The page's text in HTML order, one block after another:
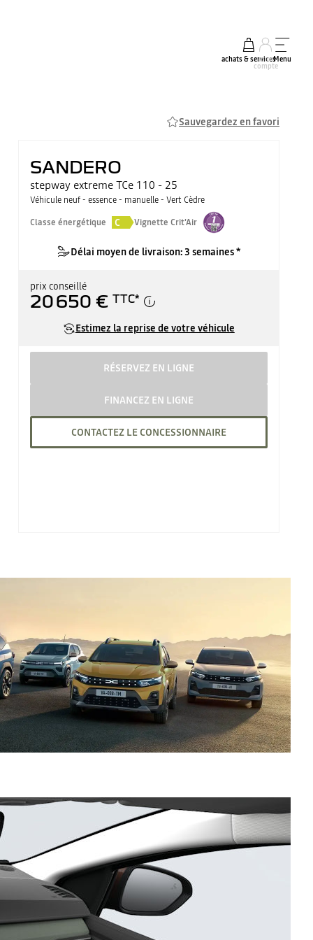
achats & services
mon
compte
Menu
Sauvegardez en favori
SANDERO
stepway extreme TCe 110 - 25
Véhicule neuf - essence - manuelle - Vert Cèdre
Classe énergétique
C Vignette Crit'Air
Délai moyen de livraison: 3 semaines *
prix conseillé
20 650 € TTC*
Estimez la reprise de votre véhicule
RÉSERVEZ EN LIGNE
FINANCEZ EN LIGNE
CONTACTEZ LE CONCESSIONNAIRE